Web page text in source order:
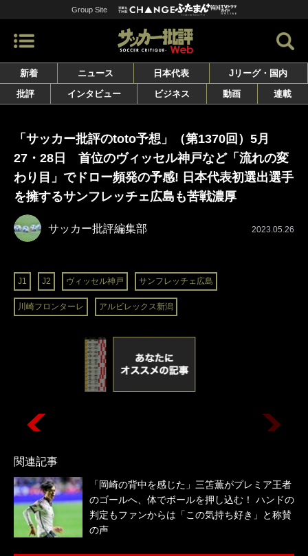
Group Site
新着 ニュース 日本代表
Jリーグ・国内
批評
インタビュー ビジネス 動画 連載
「サッカー批評のtoto予想」（第1370回）5月
27・28日 首位のヴィッセル神戸など「流れの変
わり目」でドロー頻発の予感! 日本代表初選出選手
を擁するサンフレッチェ広島も苦戦濃厚
サッカー批評編集部 2023.05.26
J1 J2 ヴィッセル神戸 サンフレッチェ広島
川崎フロンターレ アルビレックス新潟
関連記事
「岡崎の背中を感じた」三笘薫がプレミア王者
のゴールへ、体でボールを押し込む！ ハンドの
判定もファンからは「この気持ち好き」と称賛
の声